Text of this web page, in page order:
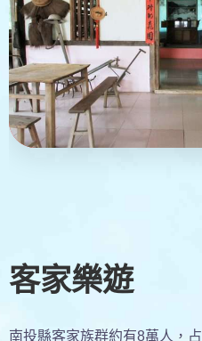
客家樂遊
南投縣客家族群約有8萬人，